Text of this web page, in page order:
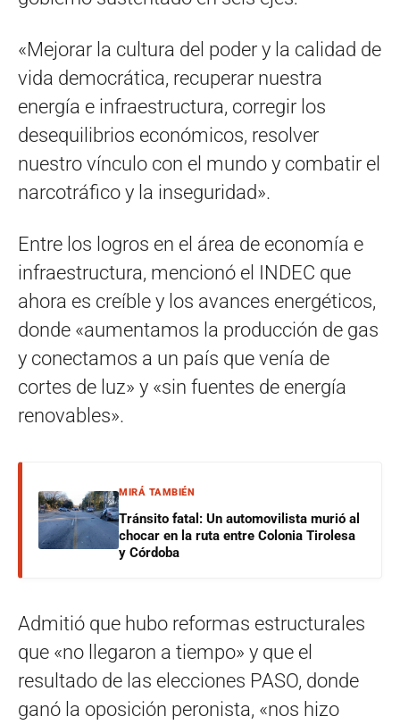
«Mejorar la cultura del poder y la calidad de
vida democrática, recuperar nuestra
energía e infraestructura, corregir los
desequilibrios económicos, resolver
nuestro vínculo con el mundo y combatir el
narcotráfico y la inseguridad».
Entre los logros en el área de economía e
infraestructura, mencionó el INDEC que
ahora es creíble y los avances energéticos,
donde «aumentamos la producción de gas
y conectamos a un país que venía de
cortes de luz» y «sin fuentes de energía
renovables».
MIRÁ TAMBIÉN
Tránsito fatal: Un automovilista murió al
chocar en la ruta entre Colonia Tirolesa
y Córdoba
Admitió que hubo reformas estructurales
que «no llegaron a tiempo» y que el
resultado de las elecciones PASO, donde
ganó la oposición peronista, «nos hizo